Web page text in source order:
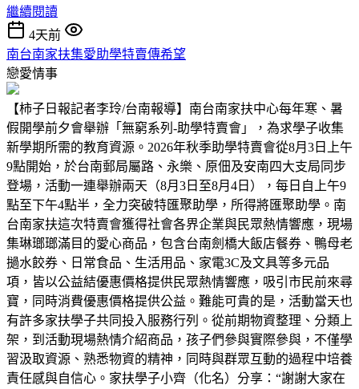
繼續閱讀
4天前
南台南家扶集愛助學特賣傳希望
戀愛情事
【柿子日報記者李玲/台南報導】南台南家扶中心每年寒、暑
假開學前夕會舉辦「無窮系列-助學特賣會」，為求學子收集
新學期所需的教育資源。2026年秋季助學特賣會從8月3日上午
9點開始，於台南郵局屬路、永樂、原佃及安南四大支局同步
登場，活動一連舉辦兩天（8月3日至8月4日），每日自上午9
點至下午4點半，全力突破特匯聚助學，所得將匯聚助學。南
台南家扶這次特賣會獲得社會各界企業與民眾熱情響應，現場
集琳瑯瑯滿目的愛心商品，包含台南劍橋大飯店餐券、鴨母老
撾水餃券、日常食品、生活用品、家電3C及文具等多元品
項，皆以公益結優惠價格提供民眾熱情響應，吸引市民前來尋
寶，同時消費優惠價格提供公益。難能可貴的是，活動當天也
有許多家扶學子共同投入服務行列。從前期物資整理、分類上
架，到活動現場熱情介紹商品，孩子們參與實際參與，不僅學
習汲取資源、熟悉物資的精神，同時與群眾互動的過程中培養
責任感與自信心。家扶學子小齊（化名）分享：“謝謝大家在